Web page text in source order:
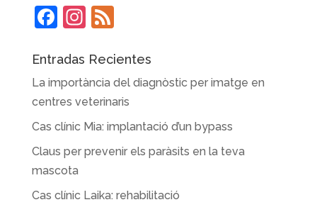
F
c
e
b
o
o
k
In
a
gr
a
m
F
e
d
Entradas Recientes
La importància del diagnòstic per imatge en
centres veterinaris
Cas clínic Mia: implantació d’un bypass
Claus per prevenir els paràsits en la teva
mascota
Cas clínic Laika: rehabilitació